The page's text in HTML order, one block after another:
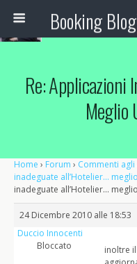
Re: Applicazioni
Meglio
Home › Forum › Commenti
inadeguate all’Hotelier…
inadeguate all’Hotelier…
24 Dicembre 2010 alle 18:53
Duccio Innocenti
Bloccato
inoltre